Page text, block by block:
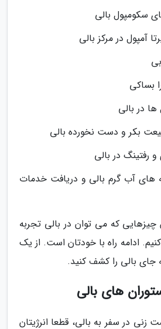
سکومپول بالی
آمپول در مرکز بالی
بساکی
در بالی
بکر و دست نخورده بالی
رفتینگ در بالی
آب گرم بالی و دریافت خدمات
که می توان در بالی تجربه
ادامه راه با خودتان است. از یک
جای بالی را کشف کنید.
های بالی
در سفر به بالی، قطعا انرژیتان